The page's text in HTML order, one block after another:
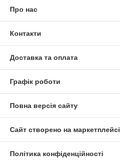
Про нас
Контакти
Доставка та оплата
Графік роботи
Повна версія сайту
Сайт створено на маркетплейсі
Політика конфіденційності